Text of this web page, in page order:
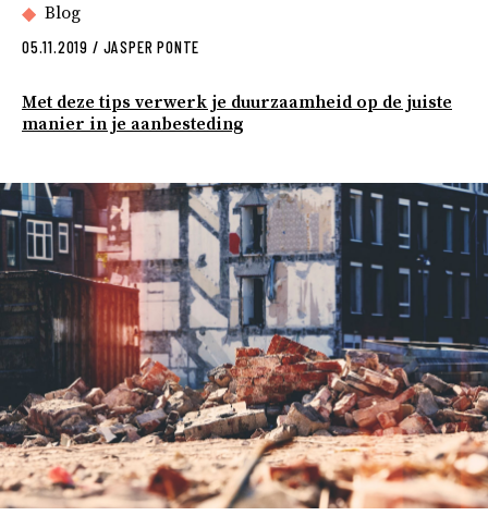
Blog
05.11.2019 / JASPER PONTE
Met deze tips verwerk je duurzaamheid op de juiste
manier in je aanbesteding